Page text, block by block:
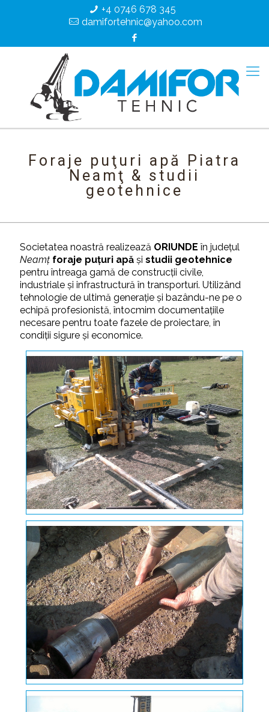
+4 0746 678 345
damifortehnic@yahoo.com
Foraje puţuri apă Piatra
Neamţ & studii
geotehnice
Societatea noastră realizează ORIUNDE în judeţul
Neamţ foraje puţuri apă şi studii geotehnice
pentru întreaga gamă de construcţii civile,
industriale şi infrastructură în transporturi. Utilizând
tehnologie de ultimă generaţie şi bazându-ne pe o
echipă profesionistă, întocmim documentaţiile
necesare pentru toate fazele de proiectare, în
condiţii sigure şi economice.